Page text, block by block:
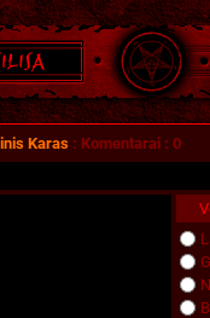
Karas: Komentarai: 0